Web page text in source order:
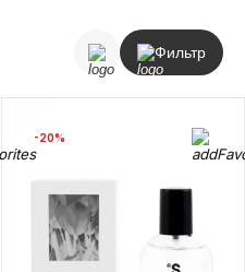
Фильтр
-20%